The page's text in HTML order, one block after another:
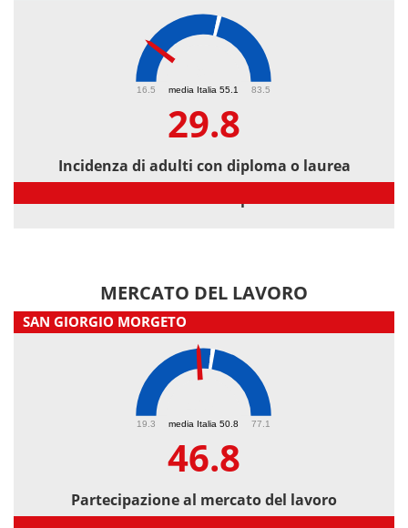
media Italia 55.1
16.5 83.5
29.8
Incidenza di adulti con diploma o laurea
MERCATO DEL LAVORO
SAN GIORGIO MORGETO
media Italia 50.8
19.3 77.1
46.8
Partecipazione al mercato del lavoro